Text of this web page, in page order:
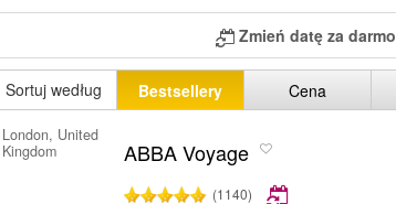
Zmień datę za darmo
Sortuj według Bestsellery Cena
London, United
Kingdom
ABBA Voyage
(1140)